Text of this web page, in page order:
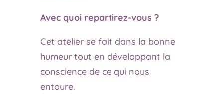
Avec quoi repartirez-vous ?
Cet atelier se fait dans la bonne
humeur tout en développant la
conscience de ce qui nous
entoure.